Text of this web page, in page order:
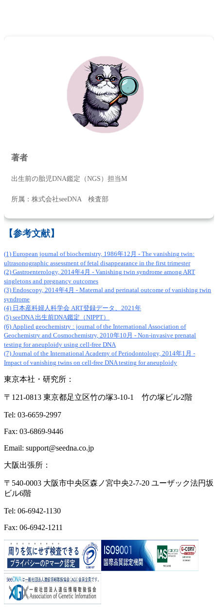
著者
出生前の胎児DNA鑑定（NGS）担当M
所属：株式会社seeDNA 検査部
【参考文献】
(1) European journal of biochemistry, 1986年12月 - The vanishing twin:
ultrasonographic assessment of fetal disappearance in the first trimester
(2) Gastroenterology, 2014年4月 - Vanishing twin syndrome among ART
singletons and pregnancy outcomes
(3) Endoscopy, 2014年4月 - Maternal and perinatal outcome of vanishing twin
syndrome
(4) 日本産科婦人科学会 ART登録データ、2021年
(5) seeDNA 出生前DNA鑑定（NIPPT）
(6) Applied geochemistry : journal of the International Association of
Geochemistry and Cosmochemistry, 2010年10月 - Non-invasive prenatal
testing for aneuploidy using cell-free DNA
(7) Journal of the International Academy of Periodontology, 2014年1月 -
Impact of vanishing twins on cell-free DNA testing for aneuploidy
東京本社・研究所：
〒121-0813 東京都足立区竹の塚3-10-1 竹の塚ビル2階
Tel: 03-6659-2997
Fax: 03-6869-9446
Email: support@seedna.co.jp
大阪出張所：
〒540-0003 大阪市中央区森ノ宮中央2-7-20 ユーザック法円坂
ビル6階
Tel: 06-6942-1130
Fax: 06-6942-1211